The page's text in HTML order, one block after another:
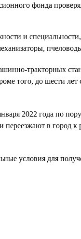
фонда
и
тракторных
того, до шести
2022 года по
переезжают в город
условия для